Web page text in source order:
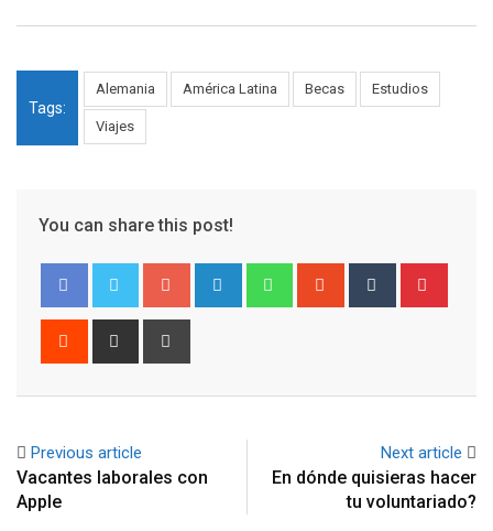
Tags:
Alemania América Latina Becas Estudios
Viajes
You can share this post!
Google+ LinkedIn WhatsappStumbleUpon
Tumblr
Reddit
Share
Previous article
Vacantes laborales con
Apple
Next article
En dónde quisieras hacer
tu voluntariado?